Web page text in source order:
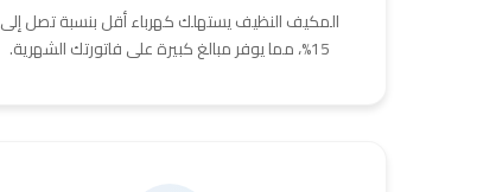
المكيف النظيف يستهلك كهرباء أقل بنسبة تصل إلى
15%، مما يوفر مبالغ كبيرة على فاتورتك الشهرية.